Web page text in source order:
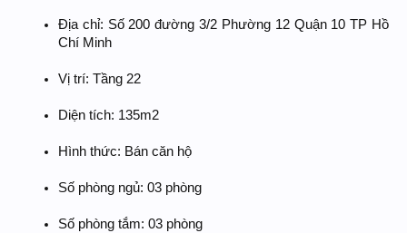
Địa chỉ: Số 200 đường 3/2 Phường 12 Quận 10 TP Hồ
Chí Minh
Vị trí: Tầng 22
Diện tích: 135m2
Hình thức: Bán căn hộ
Số phòng ngủ: 03 phòng
Số phòng tắm: 03 phòng